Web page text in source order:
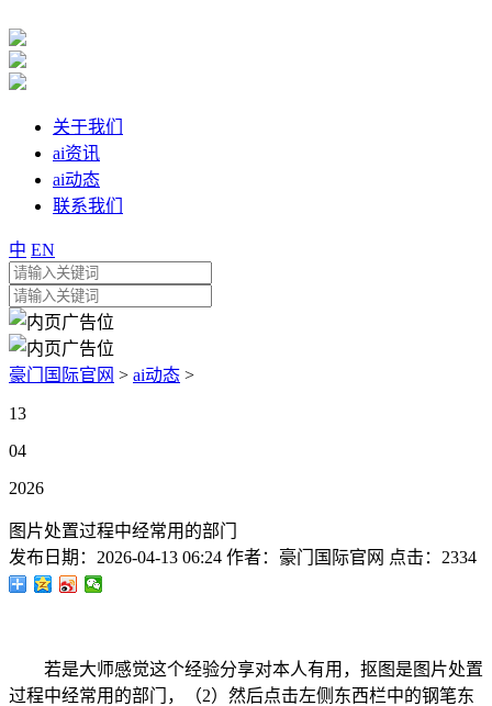
关于我们
ai资讯
ai动态
联系我们
中 EN
豪门国际官网 > ai动态 >
13
04
2026
图片处置过程中经常用的部门
发布日期： 2026-04-13 06:24 作者： 豪门国际官网 点击： 2334
若是大师感觉这个经验分享对本人有用，抠图是图片处置
过程中经常用的部门，（2）然后点击左侧东西栏中的钢笔东